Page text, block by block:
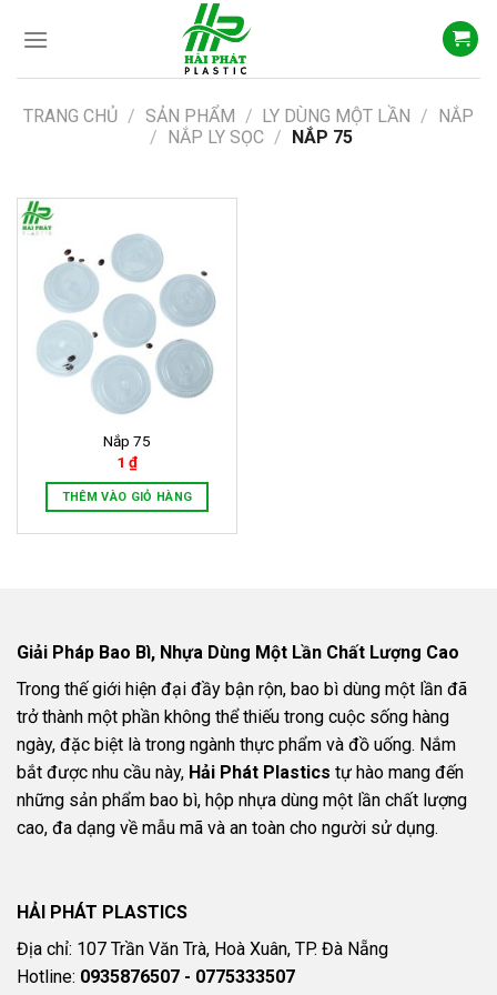
TRANG CHỦ / SẢN PHẨM / LY DÙNG MỘT LẦN / NẮP
/ NẮP LY SỌC / NẮP 75
Nắp 75
1 ₫
THÊM VÀO GIỎ HÀNG
Giải Pháp Bao Bì, Nhựa Dùng Một Lần Chất Lượng Cao
Trong thế giới hiện đại đầy bận rộn, bao bì dùng một lần đã
trở thành một phần không thể thiếu trong cuộc sống hàng
ngày, đặc biệt là trong ngành thực phẩm và đồ uống. Nắm
bắt được nhu cầu này, Hải Phát Plastics tự hào mang đến
những sản phẩm bao bì, hộp nhựa dùng một lần chất lượng
cao, đa dạng về mẫu mã và an toàn cho người sử dụng.
HẢI PHÁT PLASTICS
Địa chỉ: 107 Trần Văn Trà, Hoà Xuân, TP. Đà Nẵng
Hotline: 0935876507 - 0775333507